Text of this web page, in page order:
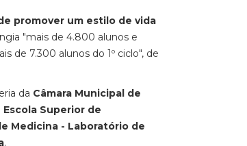
promover um estilo de vida
"mais de 4.800 alunos e
de 7.300 alunos do 1º ciclo", de
da Câmara Municipal de
Escola Superior de
Medicina - Laboratório de
.